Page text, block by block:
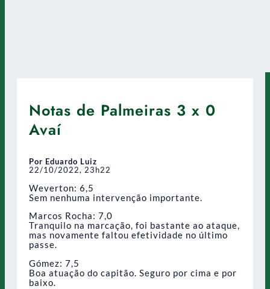
Notas de Palmeiras 3 x 0
Avaí
Por Eduardo Luiz
22/10/2022, 23h22
Weverton: 6,5
Sem nenhuma intervenção importante.
Marcos Rocha: 7,0
Tranquilo na marcação, foi bastante ao ataque,
mas novamente faltou efetividade no último
passe.
Gómez: 7,5
Boa atuação do capitão. Seguro por cima e por
baixo.